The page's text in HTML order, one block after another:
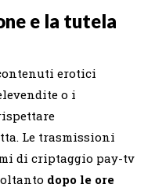
e la tutela
erotici
o i
Le trasmissioni
di criptaggio pay-tv
dopo le ore